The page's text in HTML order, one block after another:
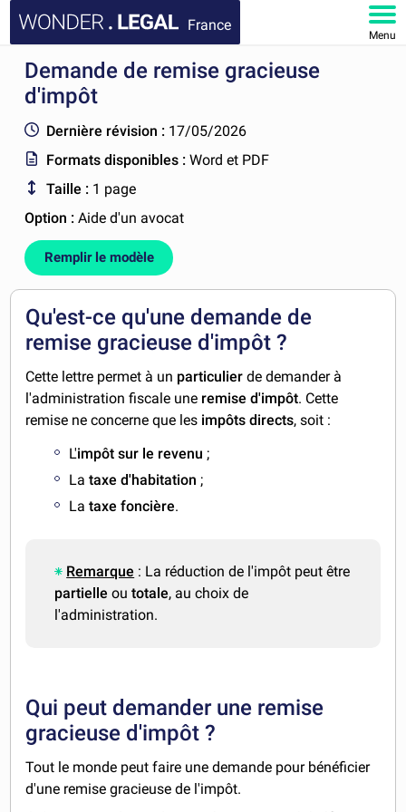
France
Menu
ACCUEIL
FAQ
MON COMPTE
Demande de remise gracieuse
d'impôt
Dernière révision : 17/05/2026
Formats disponibles :Word et PDF
Taille : 1 page
Option :Aide d'un avocat
Remplir le modèle
Qu'est-ce qu'une demande de
remise gracieuse d'impôt ?
Cette lettre permet à un particulier de demander à
l'administration fiscale une remise d'impôt. Cette
remise ne concerne que les impôts directs, soit :
L'impôt sur le revenu ;
Lataxe d'habitation ;
Lataxe foncière.
Remarque : La réduction de l'impôt peut être
partielle outotale, au choix de
l'administration.
Qui peut demander une remise
gracieuse d'impôt ?
Tout le monde peut faire une demande pour bénéficier
d'une remise gracieuse de l'impôt.